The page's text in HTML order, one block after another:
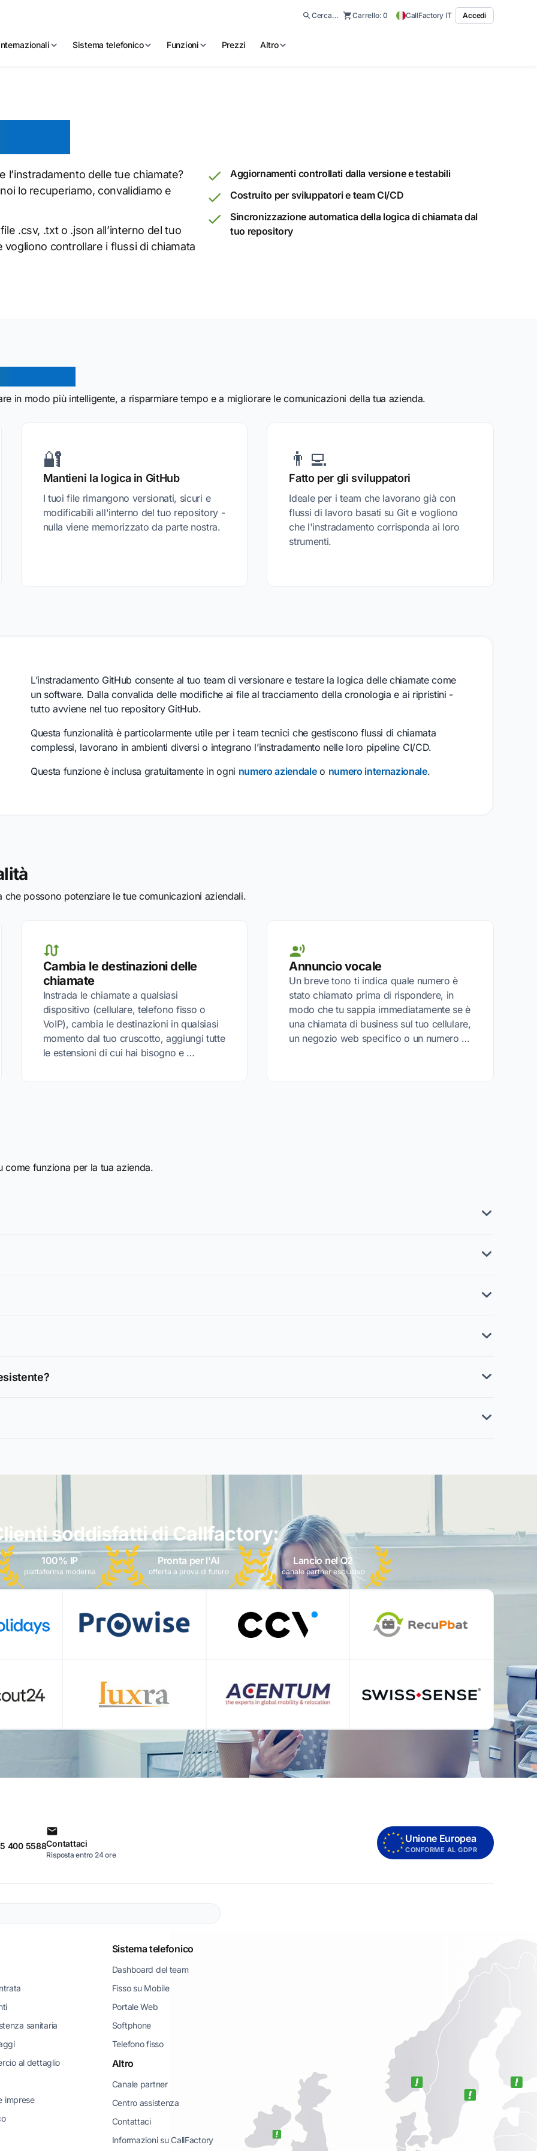
Cerca… Carrello:0 CallFactory IT Accedi
Sistema telefonico Funzioni Prezzi Altro
l’instradamento delle tue chiamate?
lo recuperiamo, convalidiamo e
.csv, .txt o .json all’interno del tuo
controllare i flussi di chiamata
Aggiornamenti controllati dalla versione e testabili
Costruito per sviluppatori e team CI/CD
Sincronizzazione automatica della logica di chiamata dal
tuo repository
in modo più intelligente, a risparmiare tempo e a migliorare le comunicazioni della tua azienda.
🔐
Mantieni la logica in GitHub
I tuoi file rimangono versionati, sicuri e
modificabili all'interno del tuo repository -
nulla viene memorizzato da parte nostra.
👨‍💻
Fatto per gli sviluppatori
Ideale per i team che lavorano già con
flussi di lavoro basati su Git e vogliono
che l'instradamento corrisponda ai loro
strumenti.
L’instradamento GitHub consente al tuo team di versionare e testare la logica delle chiamate come
un software. Dalla convalida delle modifiche ai file al tracciamento della cronologia e ai ripristini -
tutto avviene nel tuo repository GitHub.
Questa funzionalità è particolarmente utile per i team tecnici che gestiscono flussi di chiamata
complessi, lavorano in ambienti diversi o integrano l’instradamento nelle loro pipeline CI/CD.
Questa funzione è inclusa gratuitamente in ogni numero aziendaleo numero internazionale.
possono potenziare le tue comunicazioni aziendali.
Cambia le destinazioni delle
chiamate
Instrada le chiamate a qualsiasi
dispositivo (cellulare, telefono fisso o
VoIP), cambia le destinazioni in qualsiasi
momento dal tuo cruscotto, aggiungi tutte
le estensioni di cui hai bisogno e …
Annuncio vocale
Un breve tono ti indica quale numero è
stato chiamato prima di rispondere, in
modo che tu sappia immediatamente se è
una chiamata di business sul tuo cellulare,
un negozio web specifico o un numero …
come funziona per la tua azienda.
soddisfatti di Callfactory:
100% IP
piattaforma moderna
Pronta per l'AI
offerta a prova di futuro
Lancio nel Q2
canale partner esclusivo
400 5588Contattaci
Risposta entro 24 ore
Unione Europea
CONFORME AL GDPR
sanitaria
al dettaglio
imprese
Sistema telefonico
Dashboard del team
Fisso su Mobile
Portale Web
Softphone
Telefono fisso
Altro
Canale partner
Centro assistenza
Contattaci
Informazioni su CallFactory